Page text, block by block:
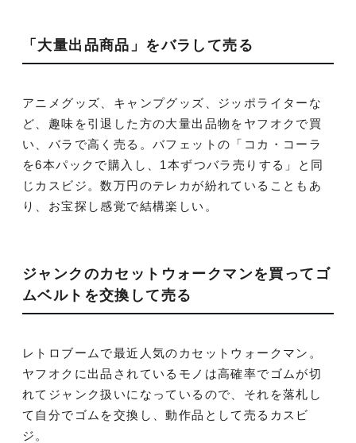
「大量出品商品」をバラして売る
アニメグッズ、キャンプグッズ、ジッポライターな
ど、趣味を引退した方の大量出品物をヤフオクで買
い、バラで高く売る。バフェットの「コカ・コーラ
を6本パックで購入し、1本ずつバラ売りする」と同
じカスビジ。数万円のテレカが紛れていることもあ
り、お宝探し感覚で結構楽しい。
ジャンクのカセットウォークマンを買ってゴ
ムベルトを交換して売る
レトロブームで最近人気のカセットウォークマン。
ヤフオクに出品されているモノは高確率でゴムが切
れてジャンク扱いになっているので、それを落札し
て自分でゴムを交換し、動作品として売るカスビ
ジ。